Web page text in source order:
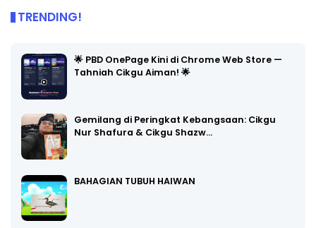
TRENDING!
🌟 PBD OnePage Kini di Chrome Web Store —
Tahniah Cikgu Aiman! 🌟
Gemilang di Peringkat Kebangsaan: Cikgu
Nur Shafura & Cikgu Shazw…
BAHAGIAN TUBUH HAIWAN